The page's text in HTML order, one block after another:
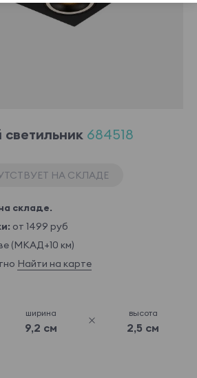
684518
НА СКЛАДЕ
складе.
от 1499 руб
(МКАД+10 км)
Найти на карте
ширина
9,2 см
высота
2,5 см